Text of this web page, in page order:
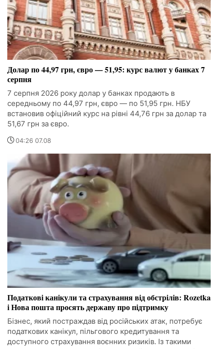
Долар по 44,97 грн, євро — 51,95: курс валют у банках 7
серпня
7 серпня 2026 року долар у банках продають в
середньому по 44,97 грн, євро — по 51,95 грн. НБУ
встановив офіційний курс на рівні 44,76 грн за долар та
51,67 грн за євро.
04:26 07.08
Податкові канікули та страхування від обстрілів: Rozetka
і Нова пошта просять державу про підтримку
Бізнес, який постраждав від російських атак, потребує
податкових канікул, пільгового кредитування та
доступного страхування воєнних ризиків. Із такими